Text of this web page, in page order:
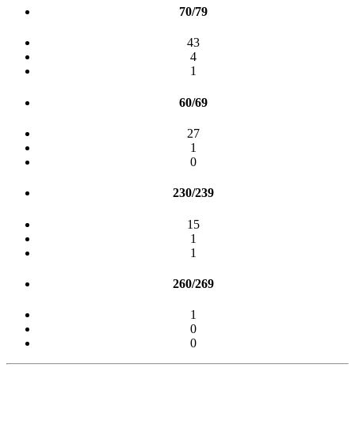
70/79
43
4
1
60/69
27
1
0
230/239
15
1
1
260/269
1
0
0